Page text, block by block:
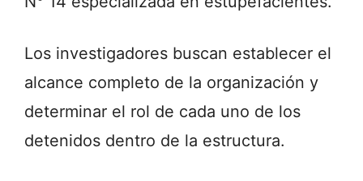
Los investigadores buscan establecer el
alcance completo de la organización y
determinar el rol de cada uno de los
detenidos dentro de la estructura.